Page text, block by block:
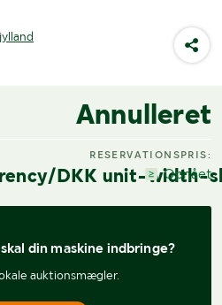
Annulleret
DKK unit-width-
RESERVATIONSPRIS:
Opnået
skal din maskine indbringe?
auktionsmægler.